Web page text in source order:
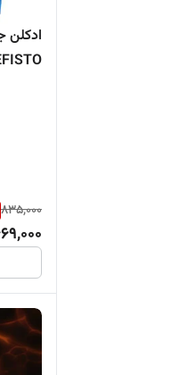
ادکلن
835,000